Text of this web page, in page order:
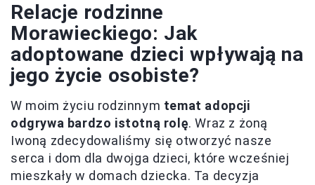
Relacje rodzinne
Morawieckiego: Jak
adoptowane dzieci wpływają na
jego życie osobiste?
W moim życiu rodzinnym temat adopcji
odgrywa bardzo istotną rolę. Wraz z żoną
Iwoną zdecydowaliśmy się otworzyć nasze
serca i dom dla dwojga dzieci, które wcześniej
mieszkały w domach dziecka. Ta decyzja